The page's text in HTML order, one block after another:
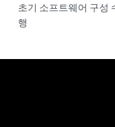
초기 소프트웨어 구성
행